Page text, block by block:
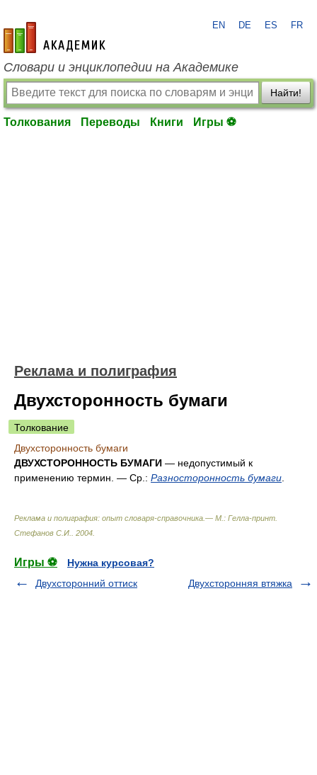
academic.ru
EN DE ES FR
Словари и энциклопедии на Академике
Найти!
Толкования Переводы Книги Игры ⚽
Реклама и полиграфия
Двухсторонность бумаги
Толкование
Двухсторонность бумаги
ДВУХСТОРОННОСТЬ БУМАГИ — недопустимый к
применению термин. — Ср.: Разносторонность бумаги
Реклама и полиграфия: опыт словаря-справочника.— М.: Гелла-принт
Стефанов С.И.
2004
Игры ⚽
Нужна курсовая?
Двухсторонний оттиск
Двухсторонняя втяжка